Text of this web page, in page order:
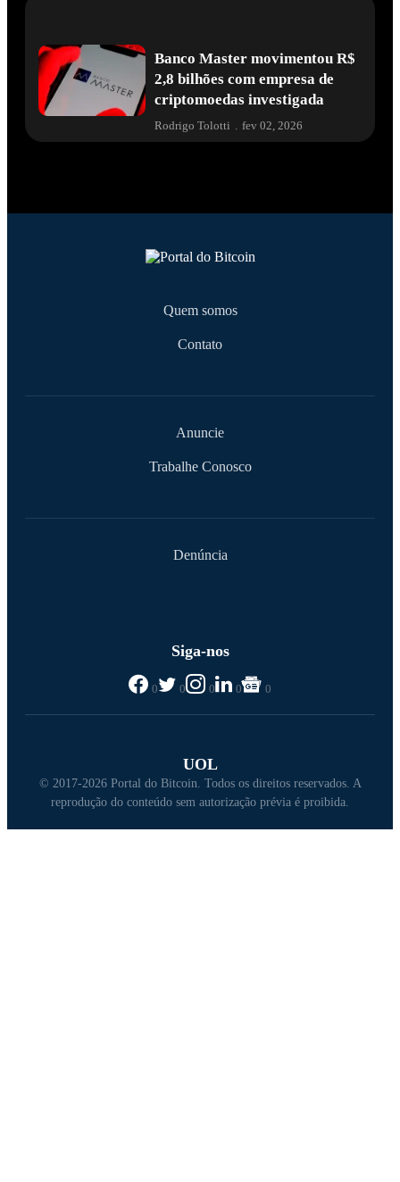
Banco Master movimentou R$
2,8 bilhões com empresa de
criptomoedas investigada
Rodrigo Tolotti fev 02, 2026
Quem somos
Contato
Anuncie
Trabalhe Conosco
Denúncia
Siga-nos
0 0 0 0 0
UOL
© 2017-2026 Portal do Bitcoin. Todos os direitos reservados. A
reprodução do conteúdo sem autorização prévia é proibida.